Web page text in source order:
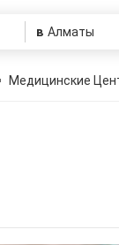
в
Медицинские